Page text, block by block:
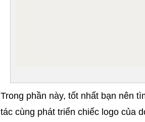
Trong phần này, tốt nhất bạn nên
tác cùng phát triển chiếc logo của